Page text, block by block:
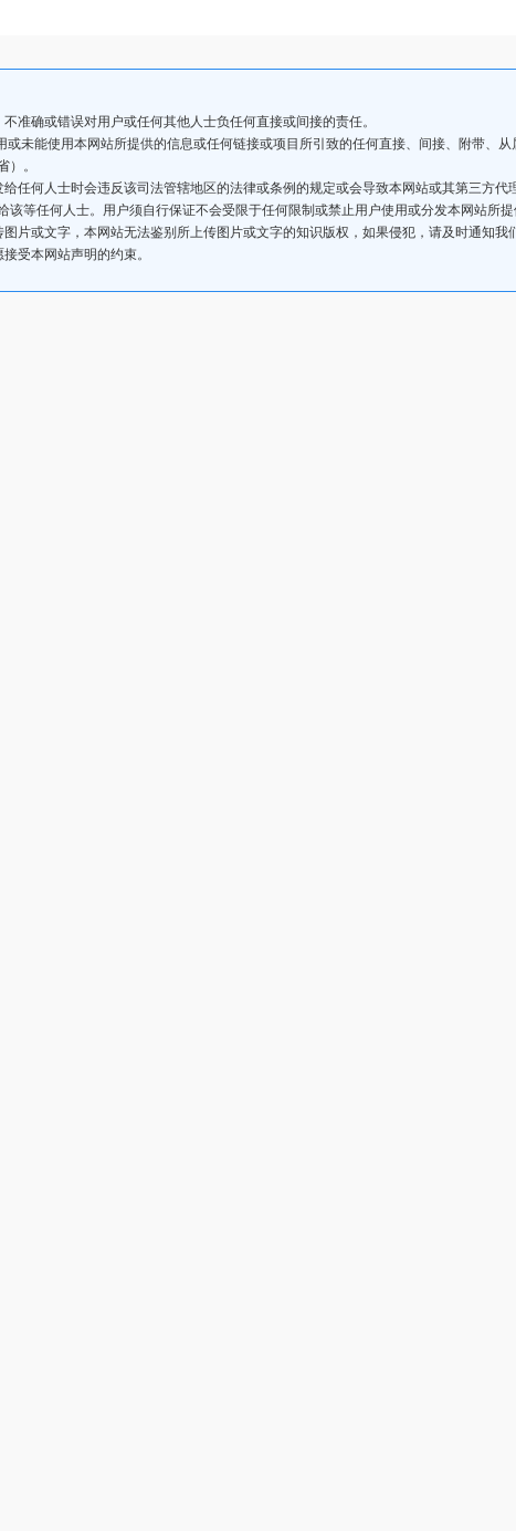
准确或错误对用户或任何其他人士负任何直接或间接的责任。
未能使用本网站所提供的信息或任何链接或项目所引致的任何直接、间接、附带、
。
任何人士时会违反该司法管辖地区的法律或条例的规定或会导致本网站或其第三方
等任何人士。用户须自行保证不会受限于任何限制或禁止用户使用或分发本网站所提
片或文字，本网站无法鉴别所上传图片或文字的知识版权，如果侵犯，请及时通知我
受本网站声明的约束。